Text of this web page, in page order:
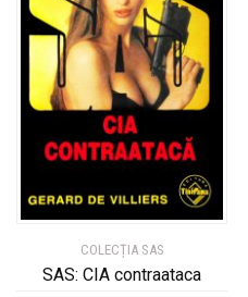
COLECȚIA SAS
SAS: CIA contraataca